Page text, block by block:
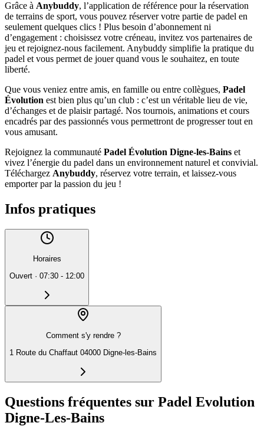
Grâce à Anybuddy, l’application de référence pour la réservation
de terrains de sport, vous pouvez réserver votre partie de padel en
seulement quelques clics ! Plus besoin d’abonnement ni
d’engagement : choisissez votre créneau, invitez vos partenaires de
jeu et rejoignez-nous facilement. Anybuddy simplifie la pratique du
padel et vous permet de jouer quand vous le souhaitez, en toute
liberté.
Que vous veniez entre amis, en famille ou entre collègues, Padel
Évolution est bien plus qu’un club : c’est un véritable lieu de vie,
d’échanges et de plaisir partagé. Nos tournois, animations et cours
encadrés par des passionnés vous permettront de progresser tout en
vous amusant.
Rejoignez la communauté Padel Évolution Digne-les-Bains et
vivez l’énergie du padel dans un environnement naturel et convivial.
Téléchargez Anybuddy, réservez votre terrain, et laissez-vous
emporter par la passion du jeu !
Infos pratiques
Horaires
Ouvert · 07:30 - 12:00
Comment s'y rendre ?
1 Route du Chaffaut 04000 Digne-les-Bains
Questions fréquentes sur Padel Evolution
Digne-Les-Bains